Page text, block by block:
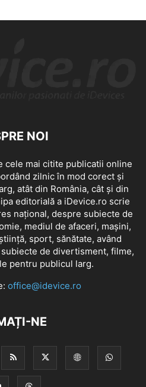
NOI
cele mai citite publicatii online
zilnic în mod corect și
atât din România, cât și din
editorială a iDevice.ro scrie
național, despre subiecte de
mediul de afaceri, mașini,
sport, sănătate, având
de divertisment, filme,
pentru publicul larg.
office@idevice.ro
NE